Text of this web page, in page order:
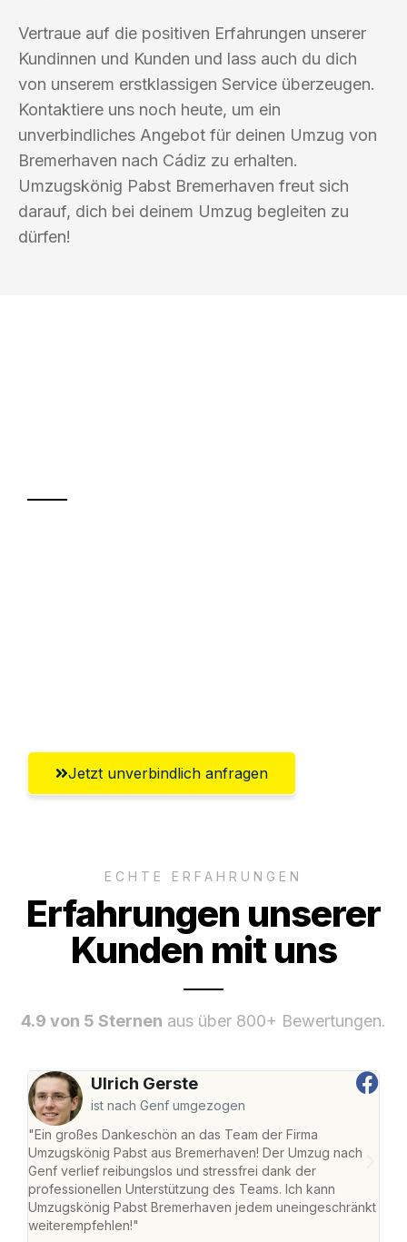
Vertraue auf die positiven Erfahrungen unserer
Kundinnen und Kunden und lass auch du dich
von unserem erstklassigen Service überzeugen.
Kontaktiere uns noch heute, um ein
unverbindliches Angebot für deinen Umzug von
Bremerhaven nach Cádiz zu erhalten.
Umzugskönig Pabst Bremerhaven freut sich
darauf, dich bei deinem Umzug begleiten zu
dürfen!
Jetzt unverbindlich anfragen
ECHTE ERFAHRUNGEN
Erfahrungen unserer
Kunden mit uns
4.9 von 5 Sternen aus über 800+ Bewertungen.
Ulrich Gerste
ist nach Genf umgezogen
"Ein großes Dankeschön an das Team der Firma
Umzugskönig Pabst aus Bremerhaven! Der Umzug nach
Genf verlief reibungslos und stressfrei dank der
professionellen Unterstützung des Teams. Ich kann
Umzugskönig Pabst Bremerhaven jedem uneingeschränkt
weiterempfehlen!"